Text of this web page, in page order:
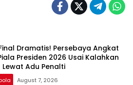
Dramatis! Persebaya Angkat
Presiden 2026 Usai Kalahkan
Lewat Adu Penalti
August 7, 2026